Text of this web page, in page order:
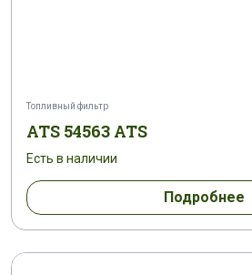
Топливный фильтр
ATS 54563 ATS
Есть в наличии
Подробнее